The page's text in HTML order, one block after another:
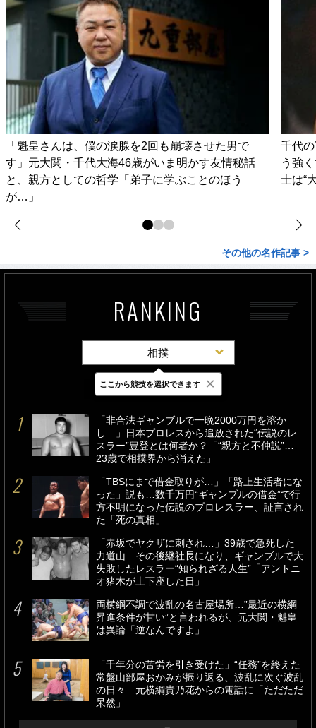
「魁皇さんは、僕の涙腺を2回も崩壊させた男で
す」元大関・千代大海46歳がいま明かす友情秘話
と、親方としての哲学「弟子に学ぶことのほう
が…」
千代
う強
士は“
その他の名作記事 >
RANKING
相撲
最新 24時間 週間
「非合法ギャンブルで一晩2000万円を溶か
し…」日本プロレスから追放された“伝説のレ
スラー”豊登とは何者か？「“親方と不仲説”…
23歳で相撲界から消えた」
「TBSにまで借金取りが…」「路上生活者にな
った」説も…数千万円“ギャンブルの借金”で行
方不明になった伝説のプロレスラー、証言され
た「死の真相」
「赤坂でヤクザに刺され…」39歳で急死した
力道山…その後継社長になり、ギャンブルで大
失敗したレスラー“知られざる人生”「アントニ
オ猪木が土下座した日」
両横綱不調で波乱の名古屋場所…”最近の横綱
昇進条件が甘い”と言われるが、元大関・魁皇
は異論「逆なんですよ」
「千年分の苦労を引き受けた」“任務”を終えた
常盤山部屋おかみが振り返る、波乱に次ぐ波乱
の日々…元横綱貴乃花からの電話に「ただただ
呆然」
ここから競技を選択できます ×